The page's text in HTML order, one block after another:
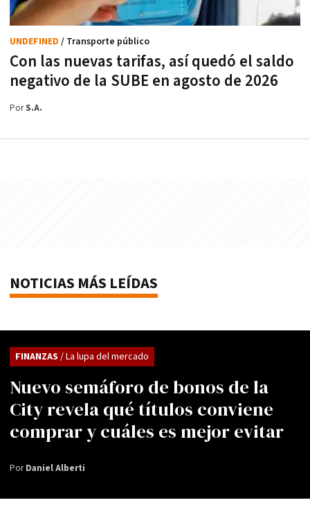
Con las nuevas tarifas, así quedó el saldo
negativo de la SUBE en agosto de 2026
UNDEFINED / Transporte público
PorS.A.
NOTICIAS MÁS LEÍDAS
Nuevo semáforo de bonos de la
City revela qué títulos conviene
comprar y cuáles es mejor evitar
FINANZAS / La lupa del mercado
PorDaniel Alberti